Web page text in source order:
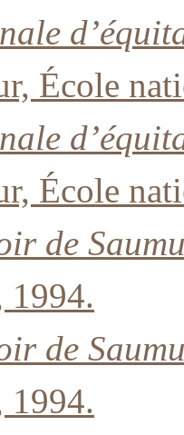
École
École
de
1994.
de
1994.